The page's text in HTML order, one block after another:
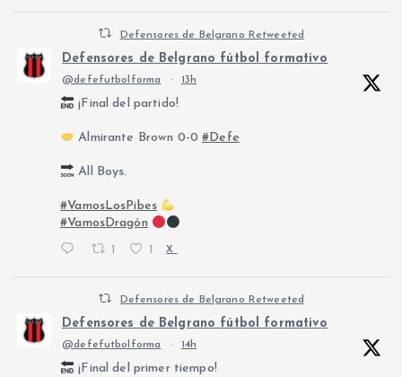
Defensores de Belgrano Retweeted
Defensores de Belgrano fútbol formativo
@defefutbolforma · 13h
¡Final del partido!
Almirante Brown 0-0#Defe
All Boys.
#VamosLosPibes
#VamosDragón
X
Defensores de Belgrano Retweeted
Defensores de Belgrano fútbol formativo
@defefutbolforma · 14h
¡Final del primer tiempo!